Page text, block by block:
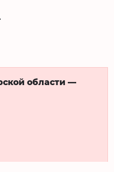
области —